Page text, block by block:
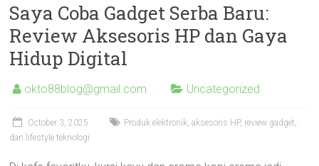
Saya Coba Gadget Serba Baru:
Review Aksesoris HP dan Gaya
Hidup Digital
okto88blog@gmail.com Uncategorized
October 3, 2025
Produk elektronik, aksesoris HP, review gadget,
dan lifestyle teknologi